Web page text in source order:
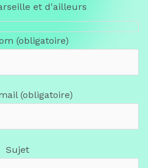
et d'ailleurs
(obligatoire)
(obligatoire)
Sujet